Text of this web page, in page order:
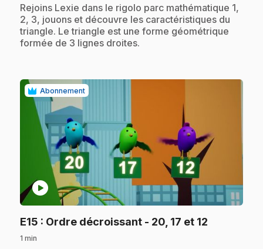
.Rejoins Lexie dans le rigolo parc mathématique 1,
2, 3, jouons et découvre les caractéristiques du
triangle. Le triangle est une forme géométrique
formée de 3 lignes droites.
Abonnement
play_circle
E15 : Ordre décroissant - 20, 17 et 12
1 min